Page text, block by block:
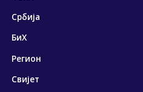
Србија
БиХ
Регион
Свијет